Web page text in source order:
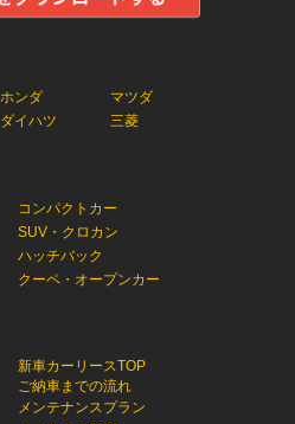
ホンダ
マツダ
ダイハツ 三菱
コンパクトカー
SUV・クロカン
ハッチバック
クーペ・オープンカー
新車カーリースTOP
ご納車までの流れ
メンテナンスプラン